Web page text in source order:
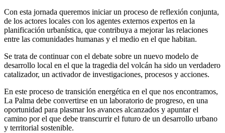
Con esta jornada queremos iniciar un proceso de reflexión conjunta,
de los actores locales con los agentes externos expertos en la
planificación urbanística, que contribuya a mejorar las relaciones
entre las comunidades humanas y el medio en el que habitan.
Se trata de continuar con el debate sobre un nuevo modelo de
desarrollo local en el que la tragedia del volcán ha sido un verdadero
catalizador, un activador de investigaciones, procesos y acciones.
En este proceso de transición energética en el que nos encontramos,
La Palma debe convertirse en un laboratorio de progreso, en una
oportunidad para plasmar los avances alcanzados y apuntar el
camino por el que debe transcurrir el futuro de un desarrollo urbano
y territorial sostenible.